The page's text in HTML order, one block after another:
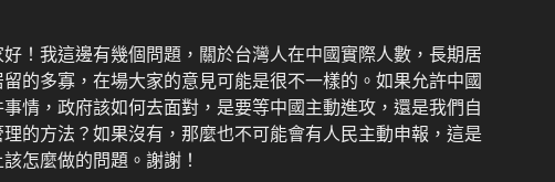
！我這邊有幾個問題，關於台灣人在中國實際人數，長期居
的多寡，在場大家的意見可能是很不一樣的。如果允許中國
情，政府該如何去面對，是要等中國主動進攻，還是我們自
的方法？如果沒有，那麼也不可能會有人民主動申報，這是
怎麼做的問題。謝謝！